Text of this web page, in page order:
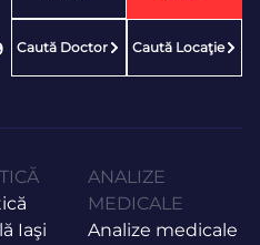
Caută Doctor Caută Locaţie
Iaşi
ANALIZE
MEDICALE
Analize medicale